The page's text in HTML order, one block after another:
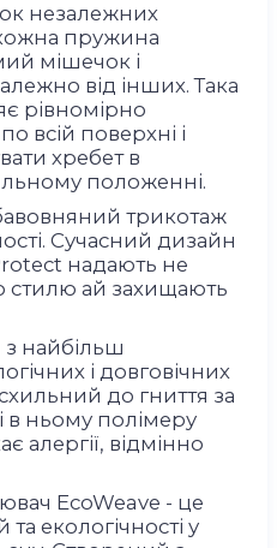
незалежних
пружина
мішечок і
від інших. Така
рівномірно
всій поверхні і
хребет в
положенні.
трикотаж
Сучасний дизайн
надають не
ай захищають
найбільш
і довговічних
до гниття за
в ньому полімеру
алергії, відмінно
EcoWeave - це
та екологічності у